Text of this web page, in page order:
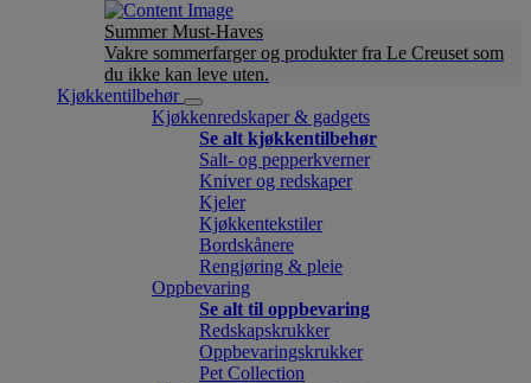
Summer Must-Haves
Vakre sommerfarger og produkter fra Le Creuset som
du ikke kan leve uten.
Kjøkkentilbehør
Kjøkkenredskaper & gadgets
Se alt kjøkkentilbehør
Salt- og pepperkverner
Kniver og redskaper
Kjeler
Kjøkkentekstiler
Bordskånere
Rengjøring & pleie
Oppbevaring
Se alt til oppbevaring
Redskapskrukker
Oppbevaringskrukker
Pet Collection